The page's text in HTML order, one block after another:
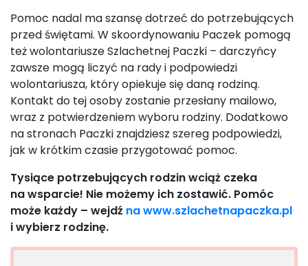
Pomoc nadal ma szansę dotrzeć do potrzebujących
przed świętami. W skoordynowaniu Paczek pomogą
też wolontariusze Szlachetnej Paczki – darczyńcy
zawsze mogą liczyć na rady i podpowiedzi
wolontariusza, który opiekuje się daną rodziną.
Kontakt do tej osoby zostanie przesłany mailowo,
wraz z potwierdzeniem wyboru rodziny. Dodatkowo
na stronach Paczki znajdziesz szereg podpowiedzi,
jak w krótkim czasie przygotować pomoc.
Tysiące potrzebujących rodzin wciąż czeka
na wsparcie! Nie możemy ich zostawić. Pomóc
może każdy – wejdź na www.szlachetnapaczka.pl
i wybierz rodzinę.